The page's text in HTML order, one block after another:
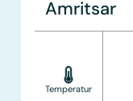
Amritsar
Temperatur